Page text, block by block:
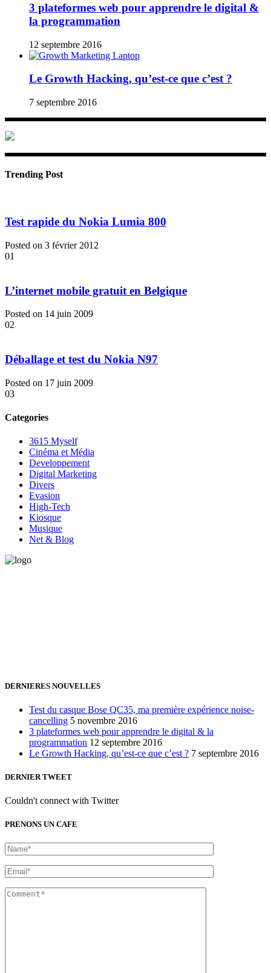
3 plateformes web pour apprendre le digital &
la programmation
12 septembre 2016
Le Growth Hacking, qu’est-ce que c’est ?
7 septembre 2016
Trending Post
Test rapide du Nokia Lumia 800
Posted on 3 février 2012
01
L’internet mobile gratuit en Belgique
Posted on 14 juin 2009
02
Déballage et test du Nokia N97
Posted on 17 juin 2009
03
Categories
3615 Myself
Cinéma et Média
Developpement
Digital Marketing
Divers
Evasion
High-Tech
Kiosque
Musique
Net & Blog
DERNIERES NOUVELLES
Test du casque Bose QC35, ma première expérience noise-
cancelling 5 novembre 2016
3 plateformes web pour apprendre le digital & la
programmation 12 septembre 2016
Le Growth Hacking, qu’est-ce que c’est ? 7 septembre 2016
DERNIER TWEET
Couldn't connect with Twitter
PRENONS UN CAFE